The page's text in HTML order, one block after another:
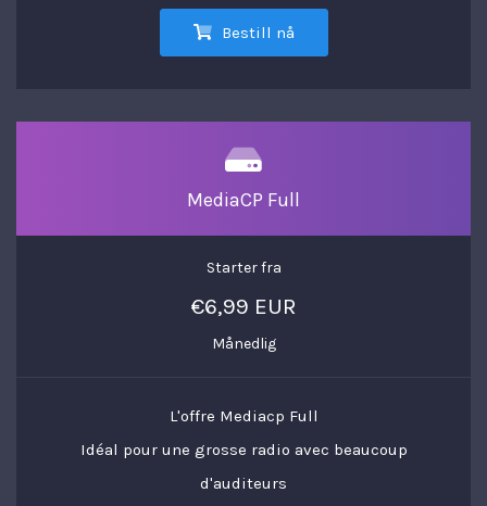
Bestill nå
MediaCP Full
Starter fra
€6,99 EUR
Månedlig
L'offre Mediacp Full
Idéal pour une grosse radio avec beaucoup
d'auditeurs